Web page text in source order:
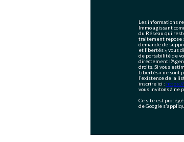
Les informations
Immo agissant
du Réseau qui
traitement repose
demande de
et libertés », vous
de portabilité de
directement
droits. Si vous
Libertés » ne sont
l’existence de la
inscrire ici : https://
vous invitons à ne
Ce site est protégé
de Google